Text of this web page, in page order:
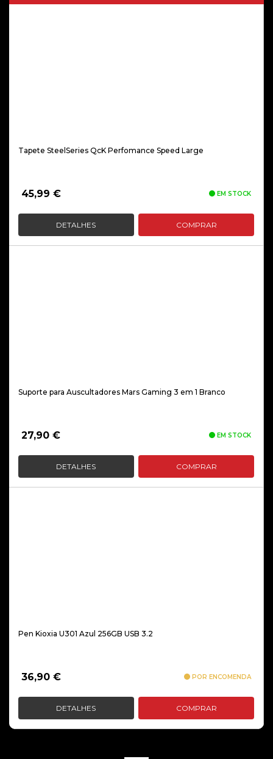
Tapete SteelSeries QcK Perfomance Speed Large
45,99 € EM STOCK
DETALHES COMPRAR
Suporte para Auscultadores Mars Gaming 3 em 1 Branco
27,90 € EM STOCK
DETALHES COMPRAR
Pen Kioxia U301 Azul 256GB USB 3.2
36,90 € POR ENCOMENDA
DETALHES COMPRAR